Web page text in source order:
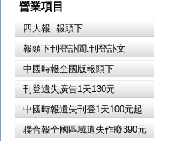
營業項目
四大報- 報頭下
報頭下刊登訃聞.刊登訃文
中國時報全國版報頭下
刊登遺失廣告1天130元
中國時報遺失刊登1天100元起
聯合報全國區域遺失作廢390元